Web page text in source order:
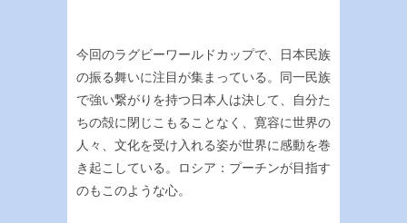
今回のラグビーワールドカップで、日本民族
の振る舞いに注目が集まっている。同一民族
で強い繋がりを持つ日本人は決して、自分た
ちの殻に閉じこもることなく、寛容に世界の
人々、文化を受け入れる姿が世界に感動を巻
き起こしている。ロシア：プーチンが目指す
のもこのような心。